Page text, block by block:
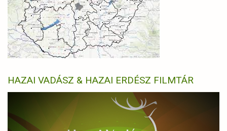
HAZAI VADÁSZ & HAZAI ERDÉSZ FILMTÁR